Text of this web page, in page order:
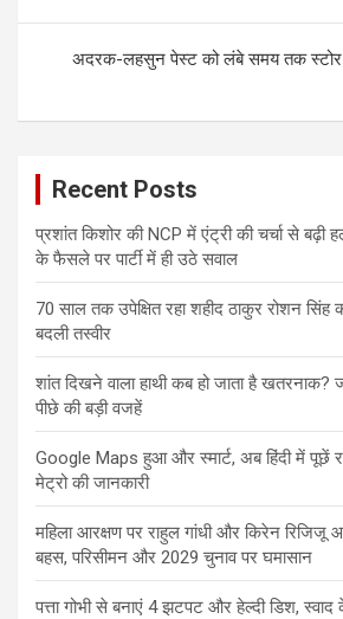
अदरक-लहसुन पेस्ट को लंबे समय तक
Recent Posts
प्रशांत किशोर की NCP में एंट्री की चर्चा से बढ़ी
के फैसले पर पार्टी में ही उठे सवाल
70 साल तक उपेक्षित रहा शहीद ठाकुर रोशन सिंह
बदली तस्वीर
शांत दिखने वाला हाथी कब हो जाता है
पीछे की बड़ी वजहें
Google Maps हुआ और स्मार्ट, अब हिंदी में पूछें
मेट्रो की जानकारी
महिला आरक्षण पर राहुल गांधी और किरेन रिजिजू
बहस, परिसीमन और 2029 चुनाव पर घमासान
पत्ता गोभी से बनाएं 4 झटपट और हेल्दी डिश,